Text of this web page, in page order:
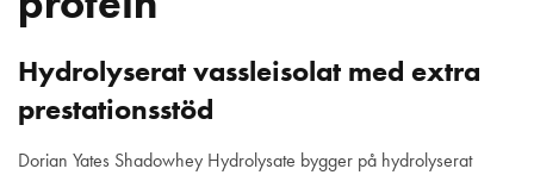
Hydrolyserat vassleisolat med extra
prestationsstöd
Dorian Yates Shadowhey Hydrolysate bygger på hydrolyserat